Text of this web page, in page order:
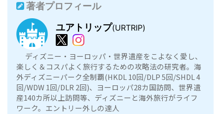
著者プロフィール
ユアトリップ(URTRIP)
ディズニー・ヨーロッパ・世界遺産をこよなく愛し、
楽しく＆コスパよく旅行するための攻略法の研究者。海
外ディズニーパーク全制覇(HKDL 10回/DLP 5回/SHDL 4
回/WDW 1回/DLR 2回)、ヨーロッパ28カ国訪問、世界遺
産140カ所以上訪問等、ディズニーと海外旅行がライフ
ワーク。エントリー外しの達人